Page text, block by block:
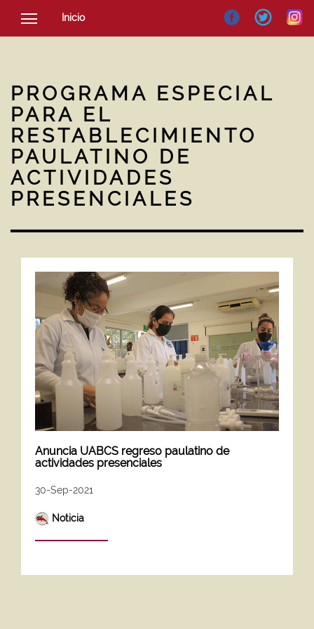
Inicio
SOCIEDAD
NOTICIAS
PROGRAMA ESPECIAL
PARA EL
RESTABLECIMIENTO
PAULATINO DE
ACTIVIDADES
PRESENCIALES
Anuncia UABCS regreso paulatino de
actividades presenciales
30-Sep-2021
Noticia